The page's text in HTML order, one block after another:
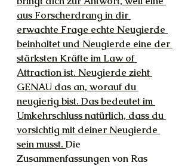
aus Forscherdrang in dir
erwachte Frage echte Neugierde
beinhaltet und Neugierde eine der
stärksten Kräfte im Law of
Attraction ist. Neugierde zieht
GENAU das an, worauf du
neugierig bist. Das bedeutet im
Umkehrschluss natürlich, dass du
vorsichtig mit deiner Neugierde
sein musst. Die
Zusammenfassungen von Ras